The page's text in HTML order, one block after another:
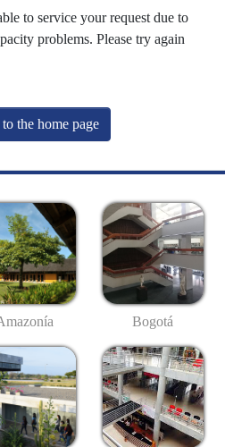
to service your request due to
problems. Please try again
the home page
Bogotá